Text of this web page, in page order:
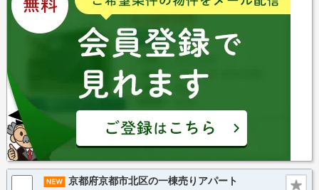
京都府京都市北区の一棟売りアパート